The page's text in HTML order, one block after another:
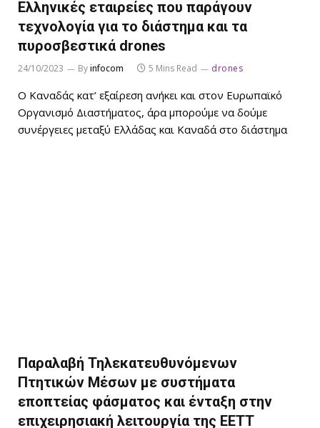
Ελληνικές εταιρείες που παράγουν
τεχνολογία για το διάστημα και τα
πυροσβεστικά drones
24/10/2023 Byinfocom 5 Mins Read drones
Ο Καναδάς κατ’ εξαίρεση ανήκει και στον Ευρωπαϊκό
Οργανισμό Διαστήματος, άρα μπορούμε να δούμε
συνέργειες μεταξύ Ελλάδας και Καναδά στο διάστημα
Παραλαβή Τηλεκατευθυνόμενων
Πτητικών Μέσων με συστήματα
εποπτείας φάσματος και ένταξη στην
επιχειρησιακή λειτουργία της ΕΕΤΤ